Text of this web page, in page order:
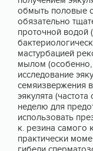
обмыть половые
обязательно
проточной водой
мастурбацией
мылом (особенно,
исследование
семяизвержения
эякулята
неделю для
использовать
к. резина самого
практически